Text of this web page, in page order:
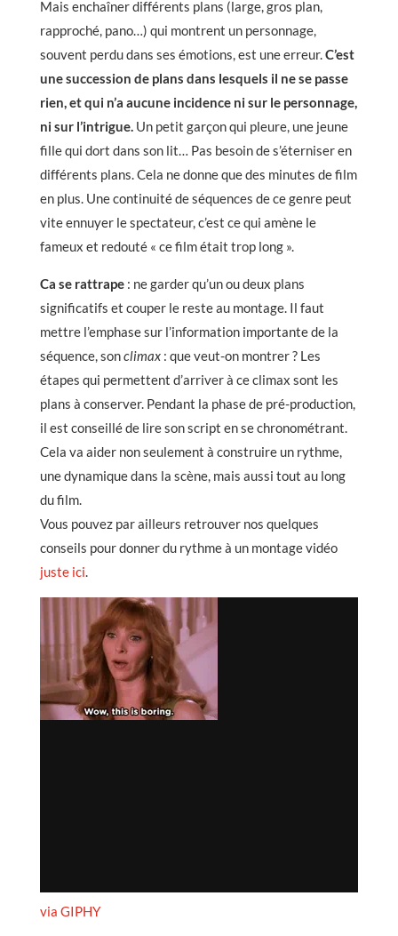
Mais enchaîner différents plans (large, gros plan,
rapproché, pano…) qui montrent un personnage,
souvent perdu dans ses émotions, est une erreur.C’est
une succession de plans dans lesquels il ne se passe
rien, et qui n’a aucune incidence ni sur le personnage,
ni sur l’intrigue.Un petit garçon qui pleure, une jeune
fille qui dort dans son lit… Pas besoin de s’éterniser en
différents plans. Cela ne donne que des minutes de film
en plus. Une continuité de séquences de ce genre peut
vite ennuyer le spectateur, c’est ce qui amène le
fameux et redouté « ce film était trop long ».
Ca se rattrape: ne garder qu’un ou deux plans
significatifs et couper le reste au montage. Il faut
mettre l’emphase sur l’information importante de la
séquence, sonclimax: que veut-on montrer ? Les
étapes qui permettent d’arriver à ce climax sont les
plans à conserver. Pendant la phase de pré-production,
il est conseillé de lire son script en se chronométrant.
Cela va aider non seulement à construire un rythme,
une dynamique dans la scène, mais aussi tout au long
du film.
Vous pouvez par ailleurs retrouver nos quelques
conseils pour donner du rythme à un montage vidéo
juste ici.
via GIPHY